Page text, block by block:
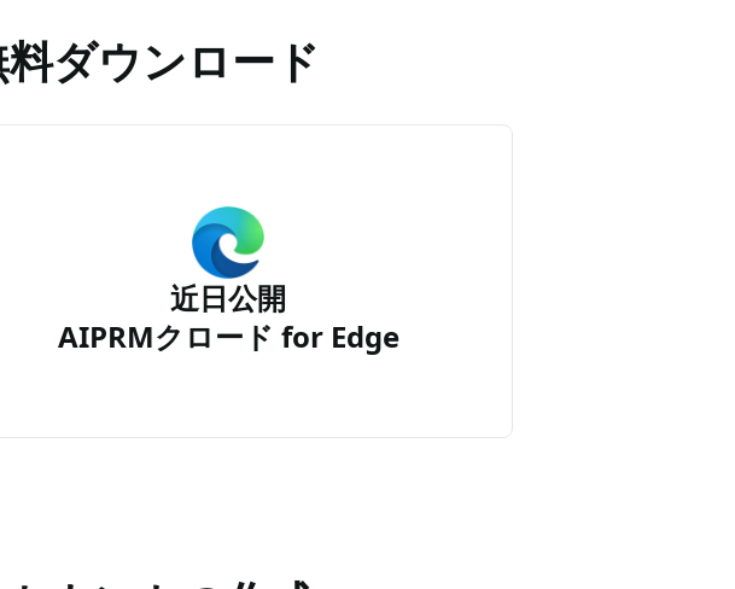
ダウンロード
近日公開
AIPRMクロード for Edge